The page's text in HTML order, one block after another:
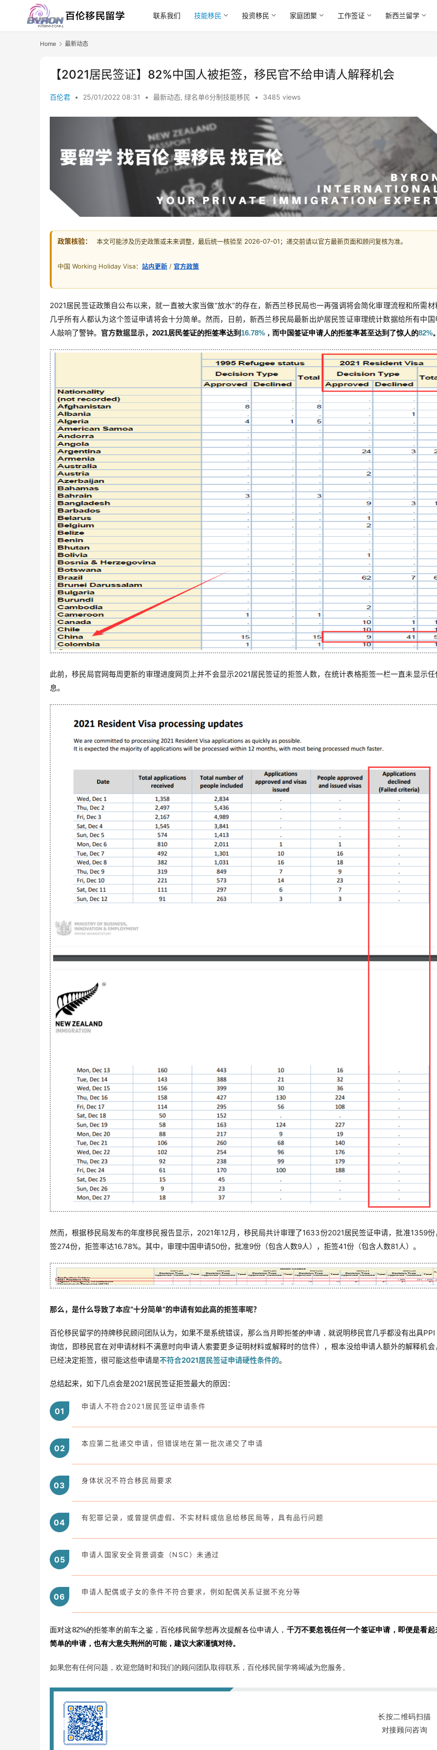
联系我们 技能移民 投资移民 家庭团聚 工作签证 新西兰留学
Home 最新动态
【2021居民签证】82%中国人被拒签，移民官不给申请人解释机会
百伦君 • 25/01/2022 08:31 • 最新动态, 绿名单6分制技能移民 • 3485 views
政策核验： 本文可能涉及历史政策或未来调整，最后统一核验至 2026-07-01；递交前请以官方最新页面和顾问复核为准。
中国 Working Holiday Visa： 站内更新 / 官方政策
2021居民签证政策自公布以来，就一直被大家当做“放水”的存在，新西兰移民局也一再强调将会简化审理流程和所需材
几乎所有人都认为这个签证申请将会十分简单。 然而，日前，新西兰移民局最新出炉居民签证审理统计数据给所有中国
人敲响了警钟。 官方数据显示， 2021居民签证的拒签率达到 16.78% ，而中国签证申请人的拒签率甚至达到了惊人的82%
此前，移民局官网每周更新的审理进度网页上并不会显示2021居民签证的拒签人数，在统计表格拒签一栏一直未显示任
息。
然而，根据移民局发布的年度移民报告显示，2021年12月，移民局共计审理了1633份2021居民签证申请，批准1359份
签274份，拒签率达16.78%。其中，审理中国申请50份，批准9份（包含人数9人），拒签41份（包含人数81人）。
那么，是什么导致了本应“十分简单”的申请有如此高的拒签率呢？
百伦移民留学的持牌移民顾问团队认为，如果不是系统错误，那么当月即拒签的申请，就说明移民官几乎都没有出具PPI
询信，即移民官在对申请材料不满意时向申请人索要更多证明材料或解释时的信件），根本没给申请人额外的解释机会
已经决定拒签，很可能这些申请是不符合2021居民签证申请硬性条件的。
总结起来，如下几点会是2021居民签证拒签最大的原因：
01
申请人不符合2021居民签证申请条件
02
本应第二批递交申请，但错误地在第一批次递交了申请
03
身体状况不符合移民局要求
04
有犯罪记录，或曾提供虚假、不实材料或信息给移民局等，具有品行问题
05
申请人国家安全背景调查（NSC）未通过
06
申请人配偶或子女的条件不符合要求，例如配偶关系证据不充分等
面对这82%的拒签率的前车之鉴，百伦移民留学想再次提醒各位申请人， 千万不要忽视任何一个签证申请，即便是看起
简单的申请，也有大意失荆州的可能， 建议大家谨慎对待。
如果您有任何问题，欢迎您随时和我们的顾问团队取得联系，百伦移民留学将竭诚为您服务。
长按二维码扫描
对接顾问咨询